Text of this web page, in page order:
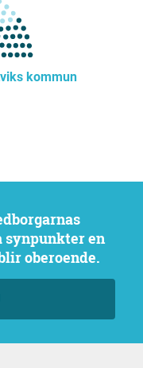
kommun
synpunkter en
oberoende.